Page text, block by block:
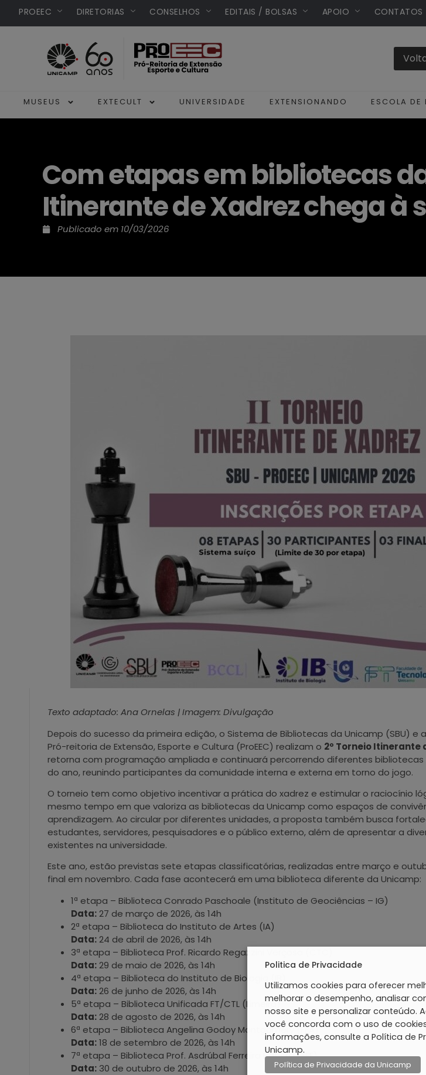
PROEEC DIRETORIAS CONSELHOS EDITAIS / BOLSAS APOIO CONTATOS
MUSEUS EXTECULT UNIVERSIDADE EXTENSIONANDO ESCOLA DE
Com etapas em bibliotecas
Itinerante de Xadrez chega à
Publicado em 10/03/2026
Texto adaptado: Ana Ornelas | Imagem: Divulgação
Depois do sucesso da primeira edição, o Sistema de Bibliotecas da Unicamp (SBU) e
Pró-reitoria de Extensão, Esporte e Cultura (ProEEC) realizam o 2º Torneio Itinerante
retorna com programação ampliada e continuará percorrendo diferentes bibliotecas
do ano, reunindo participantes da comunidade interna e externa em torno do jogo.
O torneio tem como objetivo incentivar a prática do xadrez e estimular o raciocínio
mesmo tempo em que valoriza as bibliotecas da Unicamp como espaços de
aprendizagem. Ao circular por diferentes unidades, a proposta também busca
estudantes, servidores, pesquisadores e o público externo, além de apresentar a
existentes na universidade.
Este ano, estão previstas sete etapas classificatórias, realizadas entre março e
final em novembro. Cada fase acontecerá em uma biblioteca diferente da Unicamp:
1ª etapa – Biblioteca Conrado Paschoale (Instituto de Geociências – IG)
Data:27 de março de 2026, às 14h
2ª etapa – Biblioteca do Instituto de Artes (IA)
Data:24 de abril de 2026, às 14h
3ª etapa – Biblioteca Prof. Ricardo Regazzini Verçosa (CTC)
Data:29 de maio de 2026, às 14h
4ª etapa – Biblioteca do Instituto de Biologia (IB)
Data:26 de junho de 2026, às 14h
5ª etapa – Biblioteca Unificada FT/CTL (Limeira)
Data:28 de agosto de 2026, às 14h
6ª etapa – Biblioteca Angelina Godoy Montgomery (FEA)
Data:18 de setembro de 2026, às 14h
7ª etapa – Biblioteca Prof. Asdrúbal Ferreira Batista (FEF)
Data: 30 de outubro de 2026, às 14h
Politica de Privacidade
Utilizamos cookies para oferecer
melhorar o desempenho, analisar
nosso site e personalizar conteúdo.
você concorda com o uso de
informações, consulte a Política de
Unicamp.
Política de Privacidade da Unicamp